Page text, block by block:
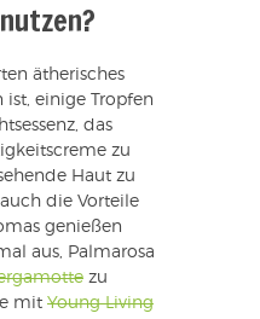
ätherisches
ist, einige Tropfen
das
zu
Haut zu
die Vorteile
genießen
aus, Palmarosa
zu
mit Young Living